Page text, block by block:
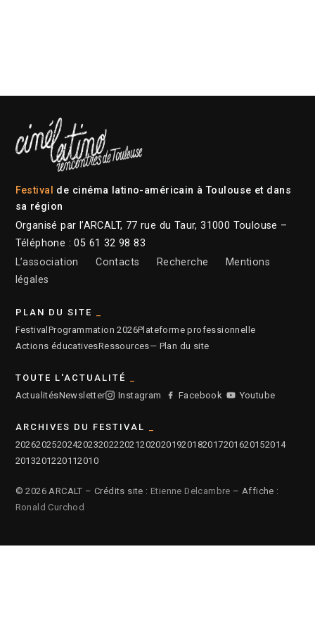
Festival de cinéma latino-américain à Toulouse et dans
sa région
Organisé par l’ARCALT, 77 rue du Taur, 31000 Toulouse –
Téléphone : 05 61 32 98 83
L’association
Contacts Recherche
Mentions
légales
PLAN DU SITE
Festival Programmation 2026Plateforme professionnelle
Actions éducativesRessources— Plan du site
TOUTE L'ACTUALITÉ
ActualitésNewsletter Instagram Facebook Youtube
ARCHIVES DU FESTIVAL
2026202520242023202220212020201920182017201620152014
2013201220112010
© 2026 ARCALT – Crédits site : Etienne Delcambre – Affiche :
Ronald Curchod